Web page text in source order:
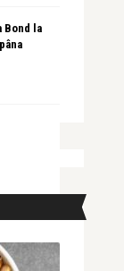
Bond la